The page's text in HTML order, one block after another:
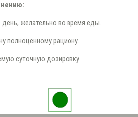
день, желательно во время еды.
полноценному рациону.
суточную дозировку